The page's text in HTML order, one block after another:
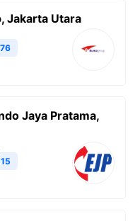
Jakarta Utara
Jaya Pratama,